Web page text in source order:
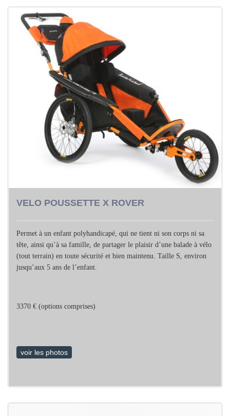
VELO POUSSETTE X ROVER
Permet à un enfant polyhandicapé, qui ne tient ni son corps ni sa
tête, ainsi qu’à sa famille, de partager le plaisir d’une balade à vélo
(tout terrain) en toute sécurité et bien maintenu. Taille S, environ
jusqu’aux 5 ans de l’enfant.
3370 € (options comprises)
voir les photos